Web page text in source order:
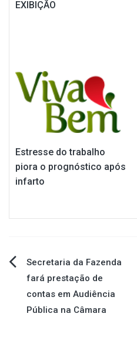
EXIBIÇÃO
Estresse do trabalho
piora o prognóstico após
infarto
Navegação
de
Post
Secretaria da Fazenda
fará prestação de
contas em Audiência
Pública na Câmara